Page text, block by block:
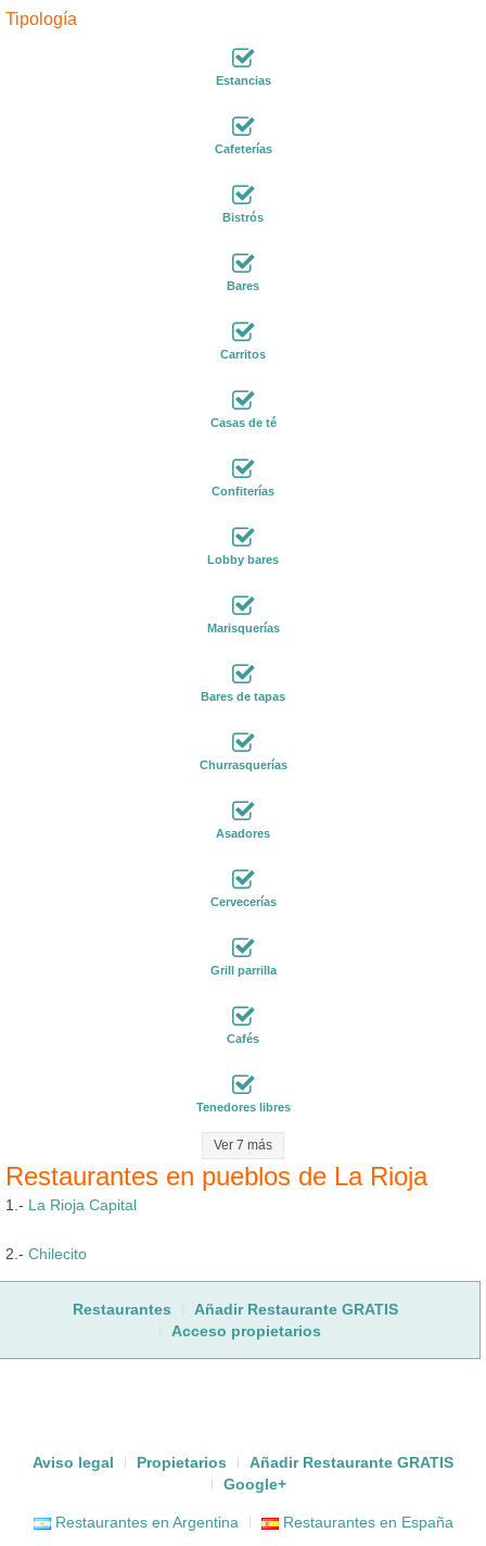
Tipología
Estancias
Cafeterías
Bistrós
Bares
Carritos
Casas de té
Confiterías
Lobby bares
Marisquerías
Bares de tapas
Churrasquerías
Asadores
Cervecerías
Grill parrilla
Cafés
Tenedores libres
Ver 7 más
Restaurantes en pueblos de La Rioja
1.- La Rioja Capital
2.- Chilecito
Restaurantes
Añadir Restaurante GRATIS
Acceso propietarios
Aviso legal Propietarios
Añadir Restaurante GRATIS
Google+
Restaurantes en Argentina Restaurantes en España